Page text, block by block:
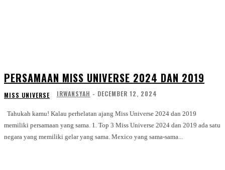
PERSAMAAN MISS UNIVERSE 2024 DAN 2019
MISS UNIVERSE IRWANSYAH - DECEMBER 12, 2024
memiliki persamaan yang sama. 1. Top 3 Miss Universe 2024 dan 2019 ada satu
negara yang memiliki gelar yang sama. Mexico yang sama-sama...